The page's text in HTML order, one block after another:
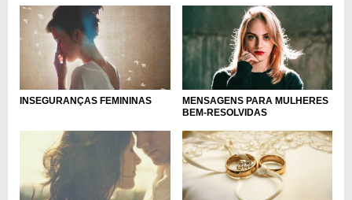
INSEGURANÇAS FEMININAS
MENSAGENS PARA MULHERES
BEM-RESOLVIDAS